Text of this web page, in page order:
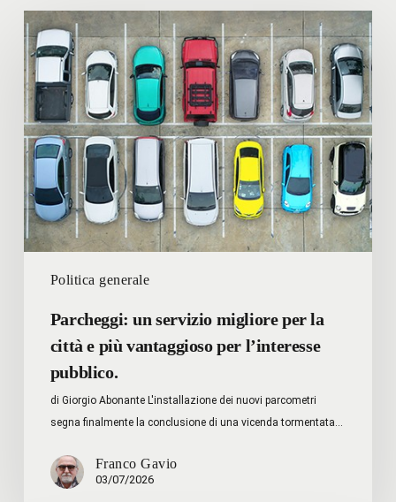
Politica generale
Parcheggi:
un
servizio
migliore
per
la
città
e
più
vantaggioso
per
pubblico.
Parcheggi: un servizio migliore per la
città e più vantaggioso per l’interesse
pubblico.
di Giorgio Abonante L'installazione dei nuovi parcometri
segna finalmente la conclusione di una vicenda tormentata…
Franco Gavio
03/07/2026